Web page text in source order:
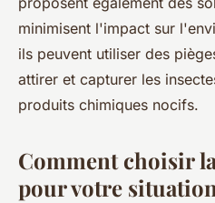
minimisent l'impact sur
ils peuvent utiliser des
attirer et capturer les
produits chimiques nocifs.
Comment choisir
pour votre situation